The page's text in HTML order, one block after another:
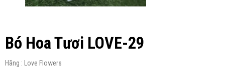
Bó Hoa Tươi LOVE-29
Hãng : Love Flowers